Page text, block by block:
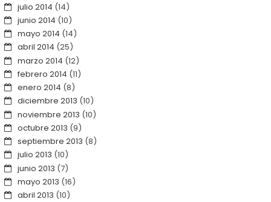
julio 2014 (14)
junio 2014 (10)
mayo 2014 (14)
abril 2014 (25)
marzo 2014 (12)
febrero 2014 (11)
enero 2014 (8)
diciembre 2013 (10)
noviembre 2013 (10)
octubre 2013 (9)
septiembre 2013 (8)
julio 2013 (10)
junio 2013 (7)
mayo 2013 (16)
abril 2013 (10)